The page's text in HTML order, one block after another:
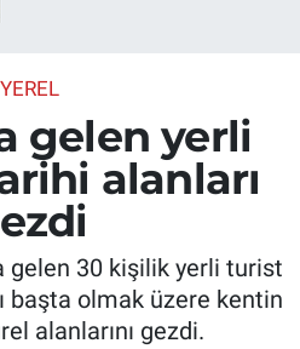
YEREL
gelen yerli
alanları
gelen 30 kişilik yerli turist
başta olmak üzere kentin
alanlarını gezdi.